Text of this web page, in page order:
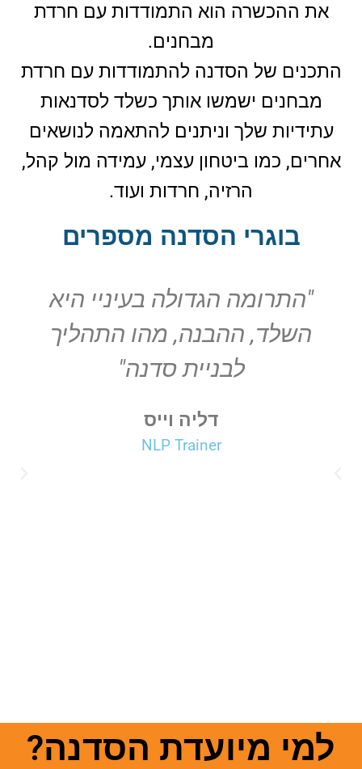
את ההכשרה הוא התמודדות עם חרדת
מבחנים.
התכנים של הסדנה להתמודדות עם חרדת
מבחנים ישמשו אותך כשלד לסדנאות
עתידיות שלך וניתנים להתאמה לנושאים
אחרים, כמו ביטחון עצמי, עמידה מול קהל,
הרזיה, חרדות ועוד.
בוגרי הסדנה מספרים
"התרומה הגדולה בעיניי היא
השלד, ההבנה, מהו התהליך
לבניית סדנה"
דליה וייס
NLP Trainer
למי מיועדת הסדנה?